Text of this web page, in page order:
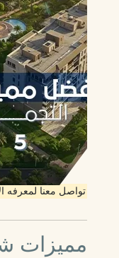
تواصل معنا لمعرفه
مميزات